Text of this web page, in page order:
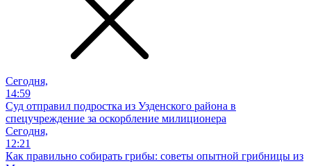
Сегодня,
14:59
Суд отправил подростка из Узденского района в
спецучреждение за оскорбление милиционера
Сегодня,
12:21
Как правильно собирать грибы: советы опытной грибницы из